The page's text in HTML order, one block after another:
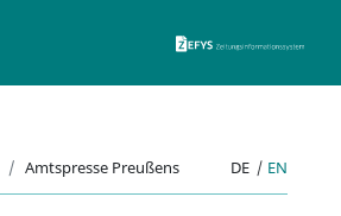
Amtspresse Preußens DE | EN